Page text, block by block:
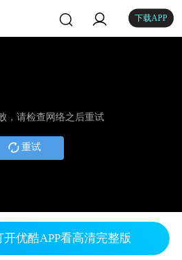
下载APP
，请检查网络之后重试
重试
优酷APP看高清完整版